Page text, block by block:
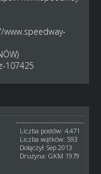
www.speedway-
107425
Liczba postów: 4,471
Liczba wątków: 593
Dołączył: Sep 2013
Drużyna: GKM 1979